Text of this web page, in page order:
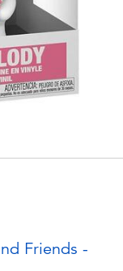
Friends -